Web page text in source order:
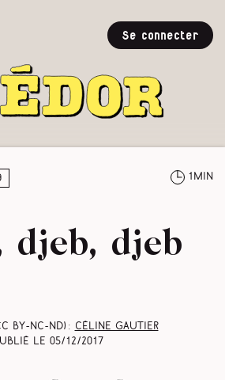
Se connecter
1min
djeb, djeb
BY-NC-ND) :
Céline Gautier
le 05/12/2017